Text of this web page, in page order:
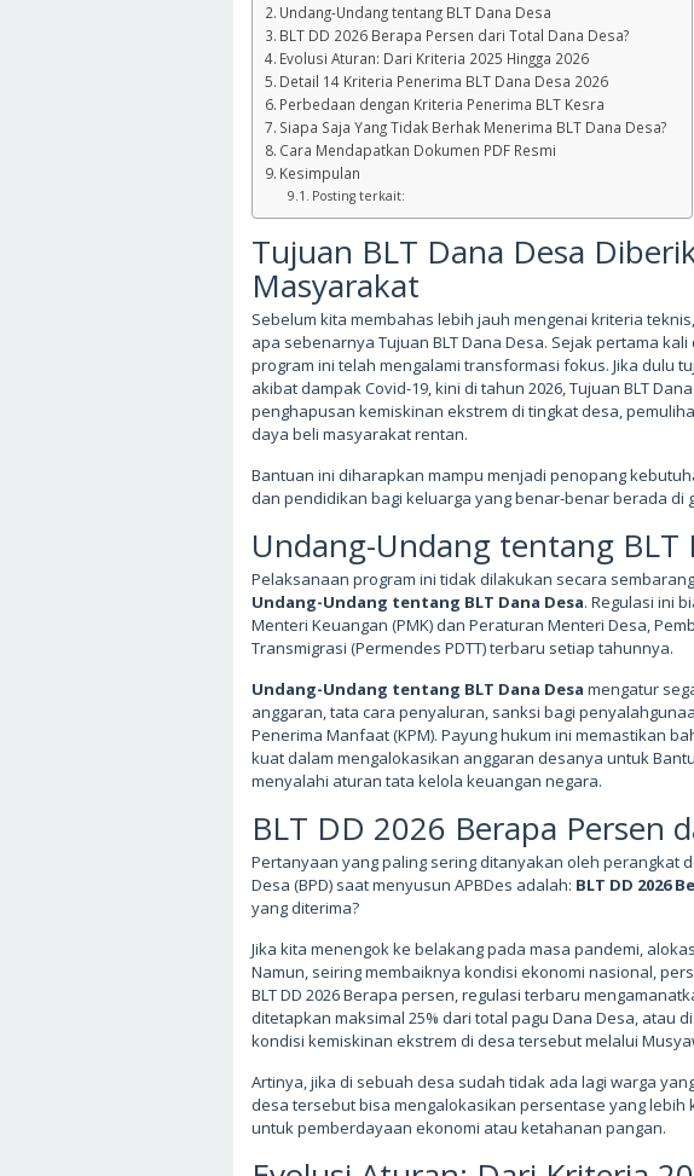
Undang-Undang tentang BLT Dana Desa
BLT DD 2026 Berapa Persen dari Total Dana Desa?
Evolusi Aturan: Dari Kriteria 2025 Hingga 2026
Detail 14 Kriteria Penerima BLT Dana Desa 2026
Perbedaan dengan Kriteria Penerima BLT Kesra
Siapa Saja Yang Tidak Berhak Menerima BLT Dana Desa?
Cara Mendapatkan Dokumen PDF Resmi
Kesimpulan
Posting terkait:
Tujuan BLT Dana Desa
Masyarakat
Sebelum kita membahas lebih jauh mengenai kriteria
apa sebenarnya Tujuan BLT Dana Desa. Sejak pertama
program ini telah mengalami transformasi fokus. Jika dulu
akibat dampak Covid-19, kini di tahun 2026, Tujuan BLT
penghapusan kemiskinan ekstrem di tingkat desa,
daya beli masyarakat rentan.
Bantuan ini diharapkan mampu menjadi penopang
dan pendidikan bagi keluarga yang benar-benar berada di
Undang-Undang tentang BLT
Pelaksanaan program ini tidak dilakukan secara
Undang-Undang tentang BLT Dana Desa. Regulasi ini
Menteri Keuangan (PMK) dan Peraturan Menteri Desa,
Transmigrasi (Permendes PDTT) terbaru setiap tahunnya.
Undang-Undang tentang BLT Dana Desa mengatur
anggaran, tata cara penyaluran, sanksi bagi
Penerima Manfaat (KPM). Payung hukum ini memastikan
kuat dalam mengalokasikan anggaran desanya untuk
menyalahi aturan tata kelola keuangan negara.
BLT DD 2026 Berapa Persen
Pertanyaan yang paling sering ditanyakan oleh perangkat
Desa (BPD) saat menyusun APBDes adalah: BLT DD 2026
yang diterima?
Jika kita menengok ke belakang pada masa pandemi,
Namun, seiring membaiknya kondisi ekonomi nasional,
BLT DD 2026 Berapa persen, regulasi terbaru
ditetapkan maksimal 25% dari total pagu Dana Desa, atau
kondisi kemiskinan ekstrem di desa tersebut melalui
Artinya, jika di sebuah desa sudah tidak ada lagi warga
desa tersebut bisa mengalokasikan persentase yang lebih
untuk pemberdayaan ekonomi atau ketahanan pangan.